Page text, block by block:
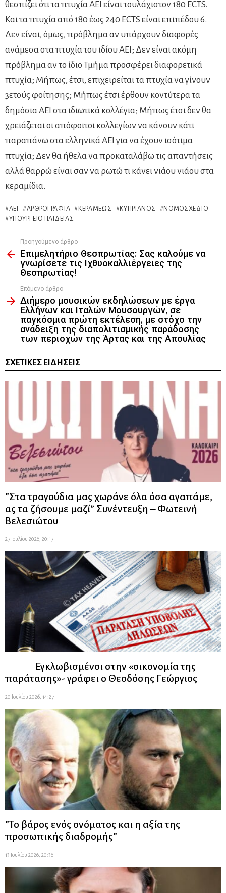
θεσπίζει ότι τα πτυχία ΑΕΙ είναι τουλάχιστον 180 ECTS.
Και τα πτυχία από 180 έως 240 ECTS είναι επιπέδου 6.
Δεν είναι, όμως, πρόβλημα αν υπάρχουν διαφορές
ανάμεσα στα πτυχία του ιδίου ΑΕΙ; Δεν είναι ακόμη
πρόβλημα αν το ίδιο Τμήμα προσφέρει διαφορετικά
πτυχία; Μήπως, έτσι, επιχειρείται τα πτυχία να γίνουν
3ετούς φοίτησης; Μήπως έτσι έρθουν κοντύτερα τα
δημόσια ΑΕΙ στα ιδιωτικά κολλέγια; Μήπως έτσι δεν θα
χρειάζεται οι απόφοιτοι κολλεγίων να κάνουν κάτι
παραπάνω στα ελληνικά ΑΕΙ για να έχουν ισότιμα
πτυχία; Δεν θα ήθελα να προκαταλάβω τις απαντήσεις
αλλά θαρρώ είναι σαν να ρωτώ τι κάνει νιάου νιάου στα
κεραμίδια.
ΑΕΙ ΑΡΘΡΟΓΡΑΦΊΑ ΚΕΡΑΜΈΩΣ ΚΥΠΡΙΑΝΌΣ
ΝΟΜΟΣΧΈΔΙΟ
ΥΠΟΥΡΓΕΊΟ ΠΑΙΔΕΊΑΣ
more
Προηγούμενο άρθρο
Επιμελητήριο Θεσπρωτίας: Σας καλούμε να
γνωρίσετε τις Ιχθυοκαλλιέργειες της
Θεσπρωτίας!
Επόμενο άρθρο
Διήμερο μουσικών εκδηλώσεων με έργα
Ελλήνων και Ιταλών Μουσουργών, σε
παγκόσμια πρώτη εκτέλεση, με στόχο την
ανάδειξη της διαπολιτισμικής παράδοσης
των περιοχών της Άρτας και της Απουλίας
ΣΧΕΤΙΚΈΣ ΕΙΔΉΣΕΙΣ
”Στα τραγούδια μας χωράνε όλα όσα αγαπάμε,
ας τα ζήσουμε μαζί” Συνέντευξη – Φωτεινή
Βελεσιώτου
27 Ιουλίου 2026, 20:17
Εγκλωβισμένοι στην «οικονομία της
παράτασης»- γράφει ο Θεοδόσης Γεώργιος
20 Ιουλίου 2026, 14:27
”Το βάρος ενός ονόματος και η αξία της
προσωπικής διαδρομής”
13 Ιουλίου 2026, 20:36